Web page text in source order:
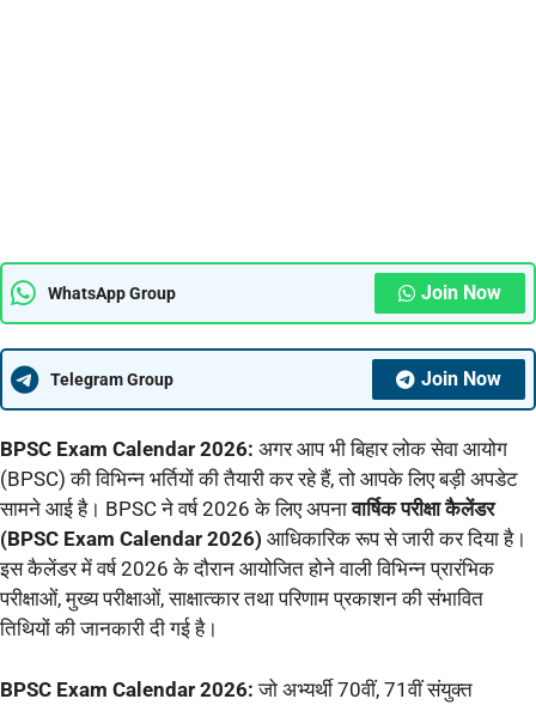
WhatsApp Group Join Now
Telegram Group Join Now
BPSC Exam Calendar 2026: अगर आप भी बिहार लोक सेवा आयोग
(BPSC) की विभिन्न भर्तियों की तैयारी कर रहे हैं, तो आपके लिए बड़ी अपडेट
सामने आई है। BPSC ने वर्ष 2026 के लिए अपनावार्षिक परीक्षा कैलेंडर
(BPSC Exam Calendar 2026) आधिकारिक रूप से जारी कर दिया है।
इस कैलेंडर में वर्ष 2026 के दौरान आयोजित होने वाली विभिन्न प्रारंभिक
परीक्षाओं, मुख्य परीक्षाओं, साक्षात्कार तथा परिणाम प्रकाशन की संभावित
तिथियों की जानकारी दी गई है।
BPSC Exam Calendar 2026:जो अभ्यर्थी 70वीं, 71वीं संयुक्त